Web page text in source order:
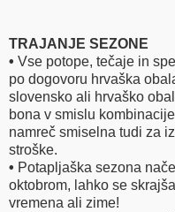
TRAJANJE SEZONE
• Vse potope, tečaje in
po dogovoru hrvaška
slovensko ali hrvaško
bona v smislu
namreč smiselna tudi za
stroške.
• Potapljaška sezona
oktobrom, lahko se
vremena ali zime!